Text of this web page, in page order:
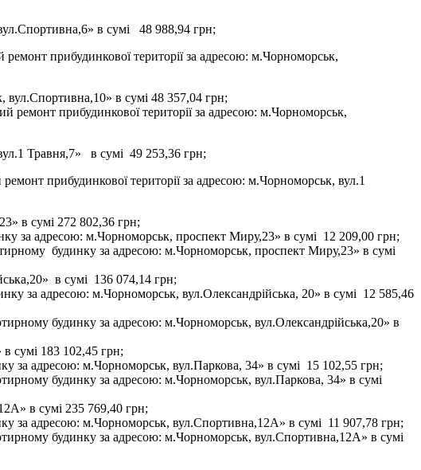
в сумі 48 988,94 грн;
прибудинкової території за адресою: м.Чорноморськ,
вул.Спортивна,10» в сумі 48 357,04 грн;
ремонт прибудинкової території за адресою: м.Чорноморськ,
Травня,7» в сумі 49 253,36 грн;
прибудинкової території за адресою: м.Чорноморськ, вул.1
в сумі 272 802,36 грн;
за адресою: м.Чорноморськ, проспект Миру,23» в сумі 12 209,00 грн;
будинку за адресою: м.Чорноморськ, проспект Миру,23» в сумі
в сумі 136 074,14 грн;
за адресою: м.Чорноморськ, вул.Олександрійська, 20» в сумі 12 585,46
будинку за адресою: м.Чорноморськ, вул.Олександрійська,20» в
сумі 183 102,45 грн;
за адресою: м.Чорноморськ, вул.Паркова, 34» в сумі 15 102,55 грн;
будинку за адресою: м.Чорноморськ, вул.Паркова, 34» в сумі
в сумі 235 769,40 грн;
за адресою: м.Чорноморськ, вул.Спортивна,12А» в сумі 11 907,78 грн;
будинку за адресою: м.Чорноморськ, вул.Спортивна,12А» в сумі